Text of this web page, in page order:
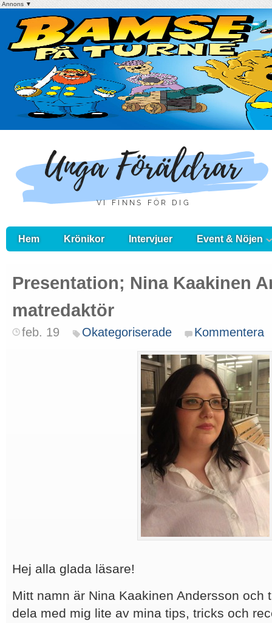
Annons ▼
Hem Krönikor Intervjuer Event & Nöjen
Presentation; Nina Kaakinen
matredaktör
feb. 19 Okategoriserade Kommentera
Hej alla glada läsare!
Mitt namn är Nina Kaakinen Andersson och
dela med mig lite av mina tips, tricks och